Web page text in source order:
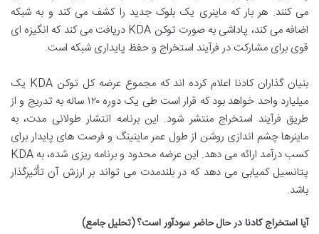
می کنند. هر بار که ماینری یک بلوک جدید را کشف می کند و به شبکه
اضافه می کند، پاداشی به صورت توکن KDA دریافت می کند که انگیزه ای
قوی برای مشارکت در فرآیند استخراج و حفظ پایداری شبکه است.
بنیان گذاران کادنا اعلام کرده اند که مجموع عرضه کل توکن KDA یک
میلیارد واحد خواهد بود که قرار است طی یک دوره ۱۲۰ ساله به تدریج و از
طریق فرآیند استخراج منتشر شود. این برنامه انتشار طولانی مدت، به
ماینرها چشم اندازی روشن از طول عمر ماینینگ و فرصت های پایدار برای
کسب درآمد ارائه می دهد. این عرضه محدود و برنامه ریزی شده، به KDA
پتانسیل کمیابی می دهد که در بلندمدت می تواند بر ارزش آن تأثیرگذار
باشد.
آیا استخراج کادنا در حال حاضر سودآور است؟ (تحلیل جامع)